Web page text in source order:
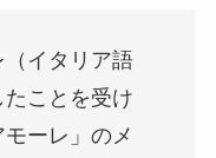
イタリア語
ことを受け
ーレ」のメ